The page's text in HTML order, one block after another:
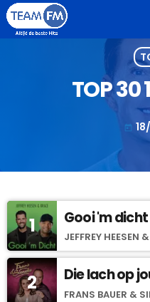
TOP 30
today
1 Gooi 'm dicht
JEFFREY HEESEN
2 Die lach op
FRANS BAUER &